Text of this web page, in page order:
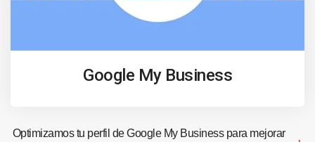
Google My Business
Optimizamos tu perfil de Google My Business para mejorar